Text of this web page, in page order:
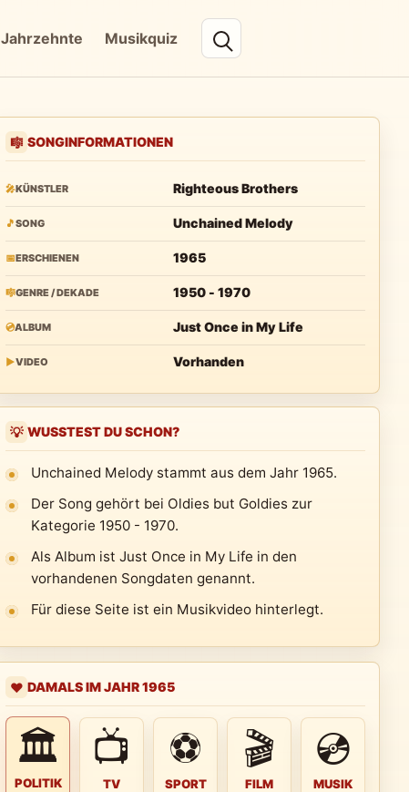
Jahrzehnte Musikquiz
🎼 SONGINFORMATIONEN
🎤KÜNSTLER Righteous Brothers
🎵SONG Unchained Melody
📅ERSCHIENEN 1965
🎼GENRE / DEKADE 1950 - 1970
💿ALBUM Just Once in My Life
▶VIDEO Vorhanden
💡 WUSSTEST DU SCHON?
Unchained Melody stammt aus dem Jahr 1965.
Der Song gehört bei Oldies but Goldies zur
Kategorie 1950 - 1970.
Als Album ist Just Once in My Life in den
vorhandenen Songdaten genannt.
Für diese Seite ist ein Musikvideo hinterlegt.
❤️ DAMALS IM JAHR 1965
🏛
POLITIK
📺
TV
⚽
SPORT
🎬
FILM
💿
MUSIK